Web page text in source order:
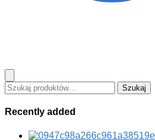
Szukaj: Szukaj
Recently added